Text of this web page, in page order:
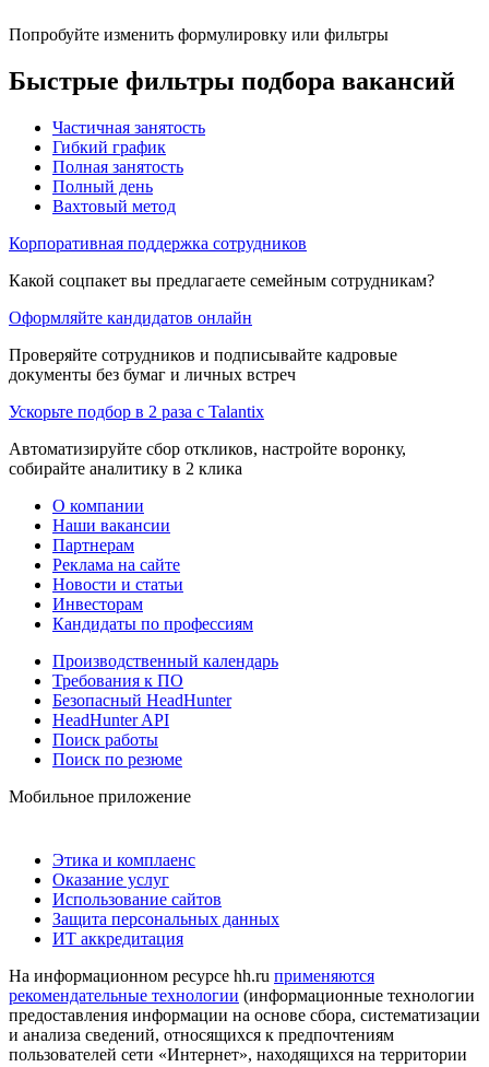
Попробуйте изменить формулировку или фильтры
Быстрые фильтры подбора вакансий
Частичная занятость
Гибкий график
Полная занятость
Полный день
Вахтовый метод
Корпоративная поддержка сотрудников
Какой соцпакет вы предлагаете семейным сотрудникам?
Оформляйте кандидатов онлайн
Проверяйте сотрудников и подписывайте кадровые
документы без бумаг и личных встреч
Ускорьте подбор в 2 раза с Talantix
Автоматизируйте сбор откликов, настройте воронку,
собирайте аналитику в 2 клика
О компании
Наши вакансии
Партнерам
Реклама на сайте
Новости и статьи
Инвесторам
Кандидаты по профессиям
Производственный календарь
Требования к ПО
Безопасный HeadHunter
HeadHunter API
Поиск работы
Поиск по резюме
Мобильное приложение
Этика и комплаенс
Оказание услуг
Использование сайтов
Защита персональных данных
ИТ аккредитация
На информационном ресурсе hh.ru применяются
рекомендательные технологии (информационные технологии
предоставления информации на основе сбора, систематизации
и анализа сведений, относящихся к предпочтениям
пользователей сети «Интернет», находящихся на территории